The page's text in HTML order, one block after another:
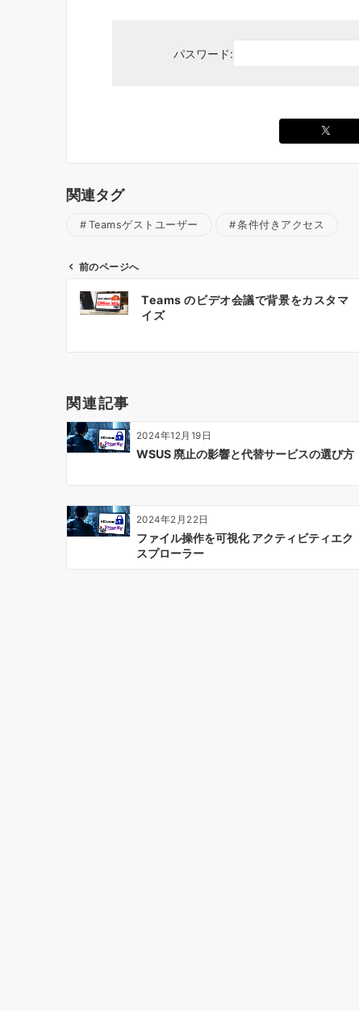
パスワード:
関連タグ
Teamsゲストユーザー 条件付きアクセス
シ
ョ
ン
前のページへ
Teams のビデオ会議で背景をカスタマ
イズ
関連記事
2024年12月19日
WSUS 廃止の影響と代替サービスの選び方
2024年2月22日
ファイル操作を可視化 アクティビティエク
スプローラー